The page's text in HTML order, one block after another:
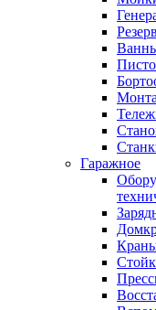
Гаражное